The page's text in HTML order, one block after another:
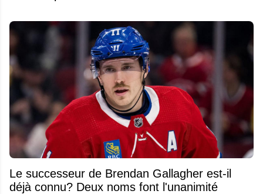
Le successeur de Brendan Gallagher est-il
déjà connu? Deux noms font l'unanimité